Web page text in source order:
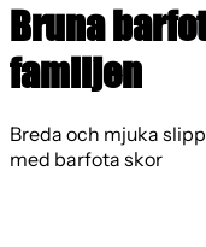
Bruna
familjen
Breda och mjuka
med barfota skor